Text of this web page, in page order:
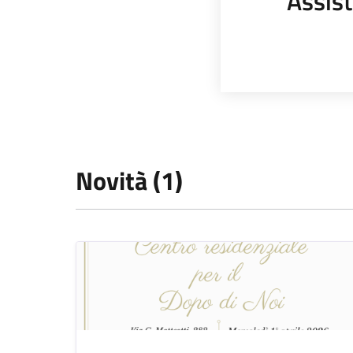
Novità (1)